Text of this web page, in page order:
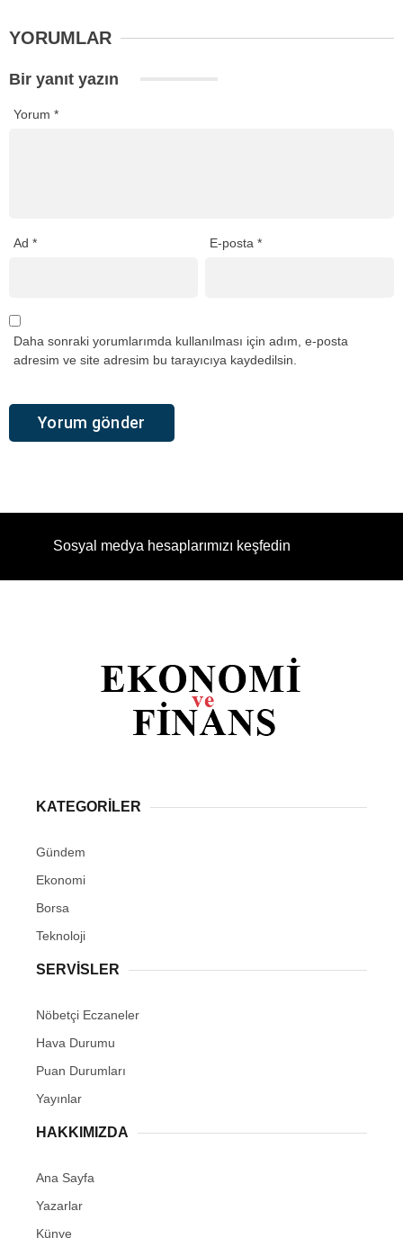
YORUMLAR
Bir yanıt yazın
Yorum *
Ad * E-posta*
Daha sonraki yorumlarımda kullanılması için adım, e-posta
adresim ve site adresim bu tarayıcıya kaydedilsin.
Sosyal medya hesaplarımızı keşfedin
KATEGORİLER
Gündem
Ekonomi
Borsa
Teknoloji
SERVİSLER
Nöbetçi Eczaneler
Hava Durumu
Puan Durumları
Yayınlar
HAKKIMIZDA
Ana Sayfa
Yazarlar
Künye